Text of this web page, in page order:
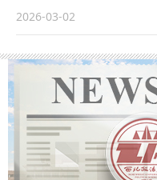
创新创业能力，助力培养
视野的高层次应用型创新
育教学高质量发展与服务
经济学院 撰稿：李隆玲
征求意见情况，并代表领
逐一进行自我检视，严肃
讲话中对本次民主生活会
聚焦问题，有效推动民主
深度融合、一体落实，并
要求：一要持续深化理论
划推进相结合，切实将整
二要狠抓问题整改落实，
会议学习了习近平总书记
要讲话和关于银龄工作的
《关于在全党开展树立和
学习传达了学校处级干部
题培训班和2026年工作
跟进学习习近平总书记关
要批示精神，努力将学习
会议强调，要全面迅速贯
2026-03-02